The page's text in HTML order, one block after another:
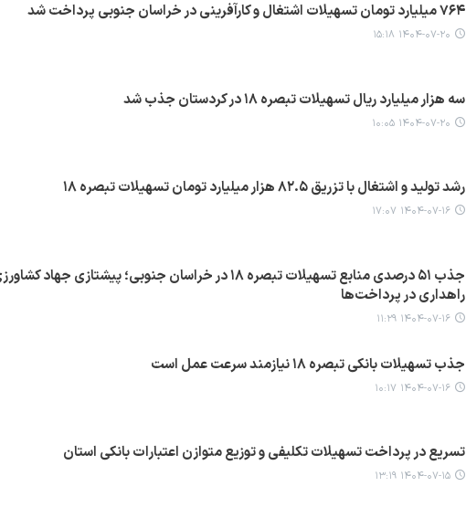
۷۶۴ میلیارد تومان تسهیلات اشتغال و کارآفرینی در خراسان جنوبی پرداخت شد
۱۴۰۴-۰۷-۲۰ ۱۵:۱۸
سه هزار میلیارد ریال تسهیلات تبصره ۱۸ در کردستان جذب شد
۱۴۰۴-۰۷-۲۰ ۱۰:۰۵
رشد تولید و اشتغال با تزریق ۸۲.۵ هزار میلیارد تومان تسهیلات تبصره ۱۸
۱۴۰۴-۰۷-۱۶ ۱۷:۰۷
جذب ۵۱ درصدی منابع تسهیلات تبصره ۱۸ در خراسان جنوبی؛ پیشتازی جهاد
راهداری در پرداخت‌ها
۱۴۰۴-۰۷-۱۶ ۱۱:۲۹
جذب تسهیلات بانکی تبصره ۱۸ نیازمند سرعت عمل است
۱۴۰۴-۰۷-۱۶ ۱۰:۱۷
تسریع در پرداخت تسهیلات تکلیفی و توزیع متوازن اعتبارات بانکی استان
۱۴۰۴-۰۷-۱۵ ۱۳:۱۹